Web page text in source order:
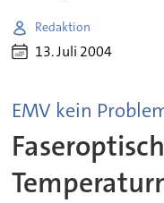
Redaktion
13. Juli 2004
EMV kein